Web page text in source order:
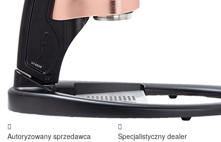
Autoryzowany sprzedawca
Specjalistyczny dealer